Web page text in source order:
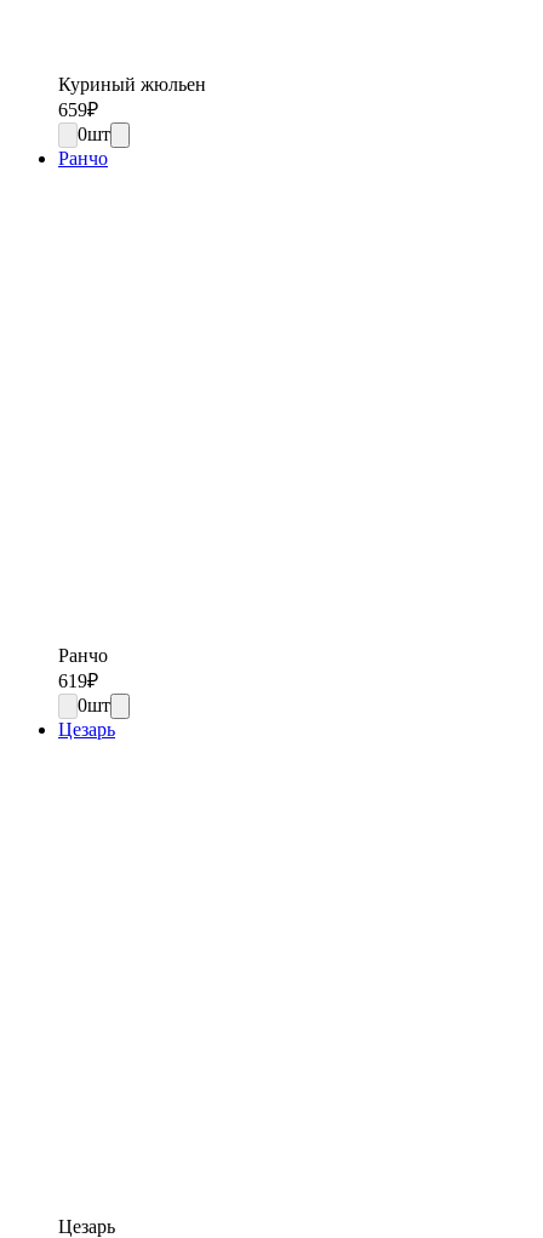
Куриный жюльен
659₽
0шт
Ранчо
Ранчо
619₽
0шт
Цезарь
Цезарь